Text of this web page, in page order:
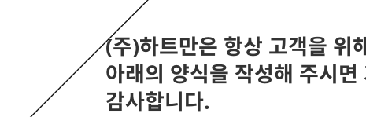
(주)하트만은 항상 고객을 위
아래의 양식을 작성해 주시
감사합니다.